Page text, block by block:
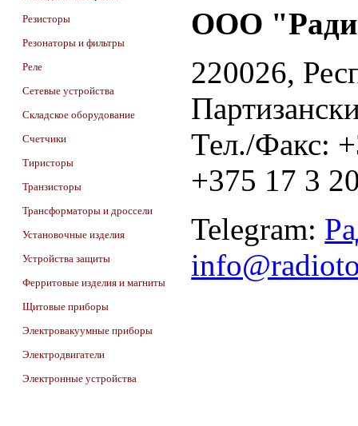
Резисторы
Резонаторы и фильтры
Реле
Сетевые устройства
Складское оборудование
Счетчики
Тиристоры
Транзисторы
Трансформаторы и дроссели
Установочные изделия
Устройства защиты
Ферритовые изделия и магниты
Щитовые приборы
Электровакуумные приборы
Электродвигатели
Электронные устройства
ООО
220026,
Тел./Факс:
+375 17 3
Telegram: